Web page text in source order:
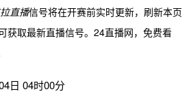
直播信号将在开赛前实时更新，刷新本页
获取最新直播信号。24直播网，免费看
日 04时00分